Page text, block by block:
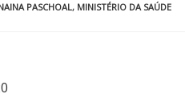
PASCHOAL, MINISTÉRIO DA SAÚDE